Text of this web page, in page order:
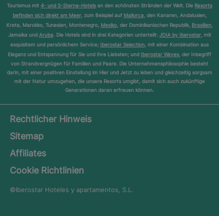
Tourismus mit 4- und 5-Sterne-Hotels an den schönsten Stränden der Welt. Die Resorts
befinden sich direkt am Meer, zum Beispiel auf Mallorca, den Kanaren, Andalusien,
Kreta, Marokko, Tunesien, Montenegro, Mexiko, der Dominikanischen Republik, Brasilien,
Jamaika und Aruba. Die Hotels sind in drei Kategorien unterteilt: JOIA by Iberostar, mit
exquisitem und persönlichem Service; Iberostar Selection, mit einer Kombination aus
Eleganz und Entspannung für Sie und Ihre Liebsten; und Iberostar Waves, der Inbegriff
von Strandvergnügen für Familien und Paare. Die Unternehmensphilosophie besteht
darin, mit einer positiven Einstellung im Hier und Jetzt zu leben und gleichzeitig sorgsam
mit der Natur umzugehen, die unsere Resorts umgibt, damit sich auch zukünftige
Generationen daran erfreuen können.
Rechtlicher Hinweis
Sitemap
Affiliates
Cookie Richtlinien
©Iberostar Hoteles y apartamentos, S.L.